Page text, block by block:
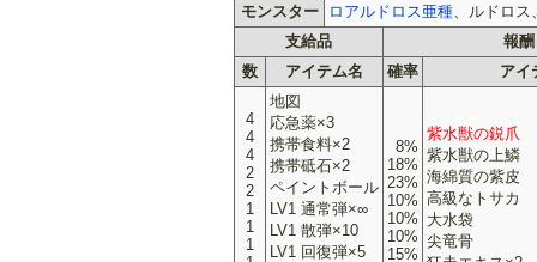
モンスター
ロアルドロス亜種 、ルドロ
支給品
報酬
数
アイテム名 確率 アイ
4
4
4
2
2
1
1
1
地図
応急薬×3
携帯食料×2
携帯砥石×2
ペイントボール
LV1 通常弾×∞
LV1 散弾×10
LV1 回復弾×5
8%
18%
23%
10%
10%
10%
15%
紫水獣の鋭爪
紫水獣の上鱗
海綿質の紫皮
高級なトサカ
大水袋
尖竜骨